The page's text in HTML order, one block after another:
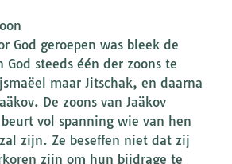
God geroepen was bleek de
steeds één der zoons te
maar Jitschak, en daarna
De zoons van Jaäkov
vol spanning wie van hen
zijn. Ze beseffen niet dat zij
zijn om hun bijdrage te